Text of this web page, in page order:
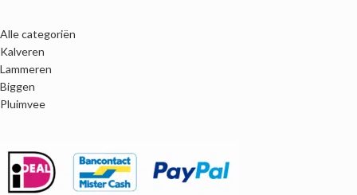
Alle categoriën
Kalveren
Lammeren
Biggen
Pluimvee